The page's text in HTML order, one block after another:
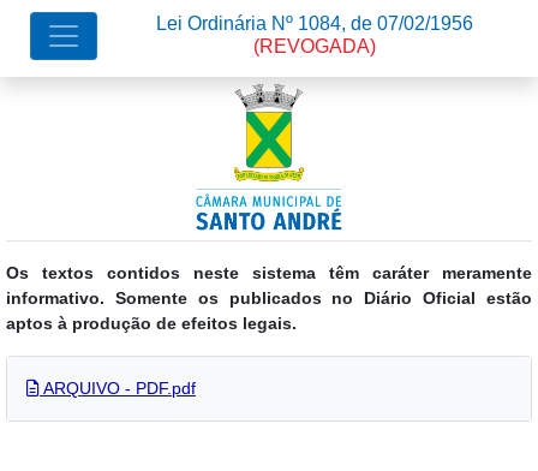
Os textos contidos neste sistema têm caráter meramente
informativo. Somente os publicados no Diário Oficial estão
aptos à produção de efeitos legais.
Lei Ordinária Nº 1084, de 07/02/1956
(REVOGADA)
ARQUIVO - PDF.pdf